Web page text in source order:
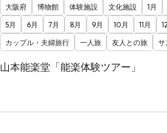
大阪府 博物館 体験施設 文化施設 1月
5月
6月 7月 8月 9月 10月 11月
カップル・夫婦旅行
一人旅 友人との旅 サ
山本能楽堂「能楽体験ツアー」